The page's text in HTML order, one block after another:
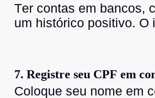
Ter contas em bancos,
um histórico positivo. O
7. Registre seu CPF em
Coloque seu nome em